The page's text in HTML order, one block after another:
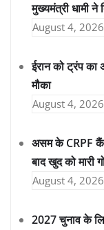
मुख्यमंत्री धामी ने
August 4, 2026
ईरान को ट्रंप का
मौका
August 4, 2026
असम के CRPF कैंप
बाद खुद को मारी
August 4, 2026
2027 चुनाव के